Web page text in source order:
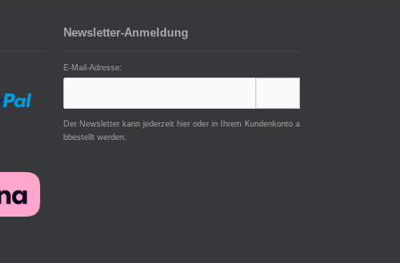
Newsletter-Anmeldung
E-Mail-Adresse:
Der Newsletter kann jederzeit hier oder in Ihrem Kundenkonto a
bbestellt werden.